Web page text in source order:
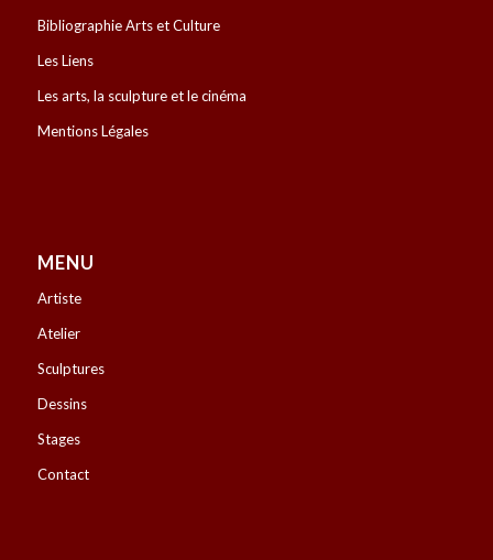
Bibliographie Arts et Culture
Les Liens
Les arts, la sculpture et le cinéma
Mentions Légales
MENU
Artiste
Atelier
Sculptures
Dessins
Stages
Contact